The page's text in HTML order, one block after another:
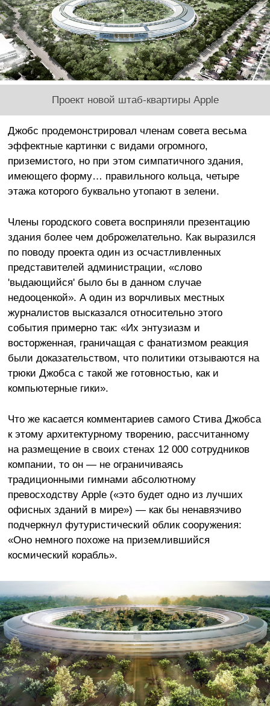
Проект новой штаб-квартиры Apple
Джобс продемонстрировал членам совета весьма
эффектные картинки с видами огромного,
приземистого, но при этом симпатичного здания,
имеющего форму… правильного кольца, четыре
этажа которого буквально утопают в зелени.
Члены городского совета восприняли презентацию
здания более чем доброжелательно. Как выразился
по поводу проекта один из осчастливленных
представителей администрации, «слово
'выдающийся' было бы в данном случае
недооценкой». А один из ворчливых местных
журналистов высказался относительно этого
события примерно так: «Их энтузиазм и
восторженная, граничащая с фанатизмом реакция
были доказательством, что политики отзываются на
трюки Джобса с такой же готовностью, как и
компьютерные гики».
Что же касается комментариев самого Стива Джобса
к этому архитектурному творению, рассчитанному
на размещение в своих стенах 12 000 сотрудников
компании, то он — не ограничиваясь
традиционными гимнами абсолютному
превосходству Apple («это будет одно из лучших
офисных зданий в мире») — как бы ненавязчиво
подчеркнул футуристический облик сооружения:
«Оно немного похоже на приземлившийся
космический корабль».